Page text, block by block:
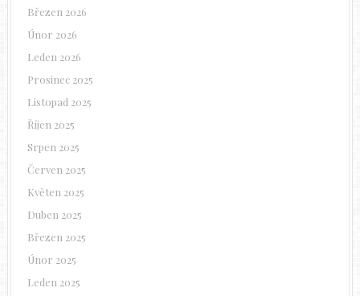
Březen 2026
Únor 2026
Leden 2026
Prosinec 2025
Listopad 2025
Říjen 2025
Srpen 2025
Červen 2025
Květen 2025
Duben 2025
Březen 2025
Únor 2025
Leden 2025